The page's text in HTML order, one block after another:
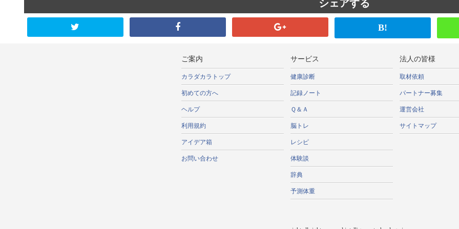
シェアする
B!
ご案内
カラダカラトップ
初めての方へ
ヘルプ
利用規約
アイデア箱
お問い合わせ
サービス
健康診断
記録ノート
Ｑ＆Ａ
脳トレ
レシピ
体験談
辞典
予測体重
法人の皆様
取材依頼
パートナー募集
運営会社
サイトマップ